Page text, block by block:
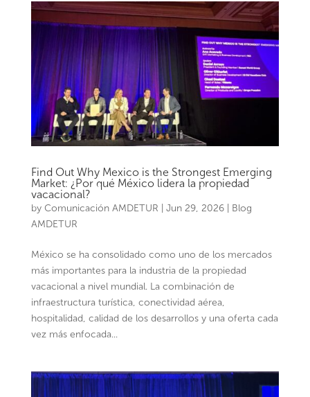
Find Out Why Mexico is the Strongest Emerging
Market: ¿Por qué México lidera la propiedad
vacacional?
by Comunicación AMDETUR Jun 29, 2026| Blog
AMDETUR
México se ha consolidado como uno de los mercados
más importantes para la industria de la propiedad
vacacional a nivel mundial. La combinación de
infraestructura turística, conectividad aérea,
hospitalidad, calidad de los desarrollos y una oferta cada
vez más enfocada...